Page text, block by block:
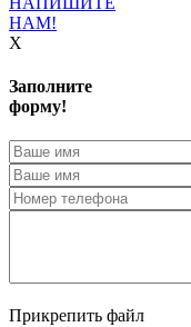
НАМ!
X
Заполните
форму!
Прикрепить файл